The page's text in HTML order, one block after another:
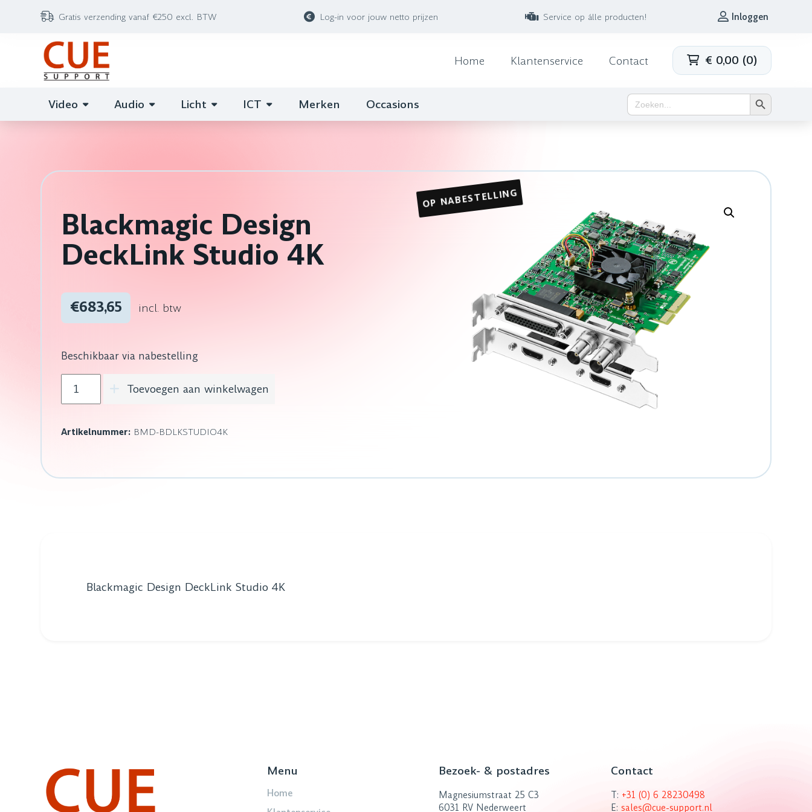
Gratis verzending vanaf €250 excl. BTW Log-in voor jouw netto prijzen Service op álle producten! Inloggen
Home Klantenservice Contact € 0,00 (0)
Video Audio Licht ICT Merken Occasions Zoek
naar:
Zoekknop
Blackmagic Design
DeckLink Studio 4K
€683,65 incl. btw
Beschikbaar via nabestelling
Blackmagic Design DeckLink Studio 4K aantal
Toevoegen aan winkelwagen
Artikelnummer: BMD-BDLKSTUDIO4K
OP NABESTELLING
Blackmagic Design DeckLink Studio 4K
Menu
Home
Bezoek- & postadres
Magnesiumstraat 25 C3
6031 RV Nederweert
Contact
T: +31 (0) 6 28230498
E: sales@cue-support.nl